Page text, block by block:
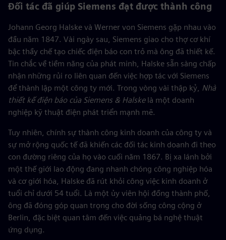
Đối tác đã giúp Siemens đạt được thành công
Johann Georg Halske và Werner von Siemens gặp nhau vào
đầu năm 1847. Vài ngày sau, Siemens giao cho thợ cơ khí
bậc thầy chế tạo chiếc điện báo con trỏ mà ông đã thiết kế.
Tin chắc về tiềm năng của phát minh, Halske sẵn sàng chấp
nhận những rủi ro liên quan đến việc hợp tác với Siemens
để thành lập một công ty mới. Trong vòng vài thập kỷ, Nhà
thiết kế điện báo của Siemens & Halskelà một doanh
nghiệp kỹ thuật điện phát triển mạnh mẽ.
Tuy nhiên, chính sự thành công kinh doanh của công ty và
sự mở rộng quốc tế đã khiến các đối tác kinh doanh đi theo
con đường riêng của họ vào cuối năm 1867. Bị xa lánh bởi
một thế giới lao động đang nhanh chóng công nghiệp hóa
và cơ giới hóa, Halske đã rút khỏi công việc kinh doanh ở
tuổi chỉ dưới 54 tuổi. Là một ủy viên hội đồng thành phố,
ông đã đóng góp quan trọng cho đời sống công cộng ở
Berlin, đặc biệt quan tâm đến việc quảng bá nghệ thuật
ứng dụng.